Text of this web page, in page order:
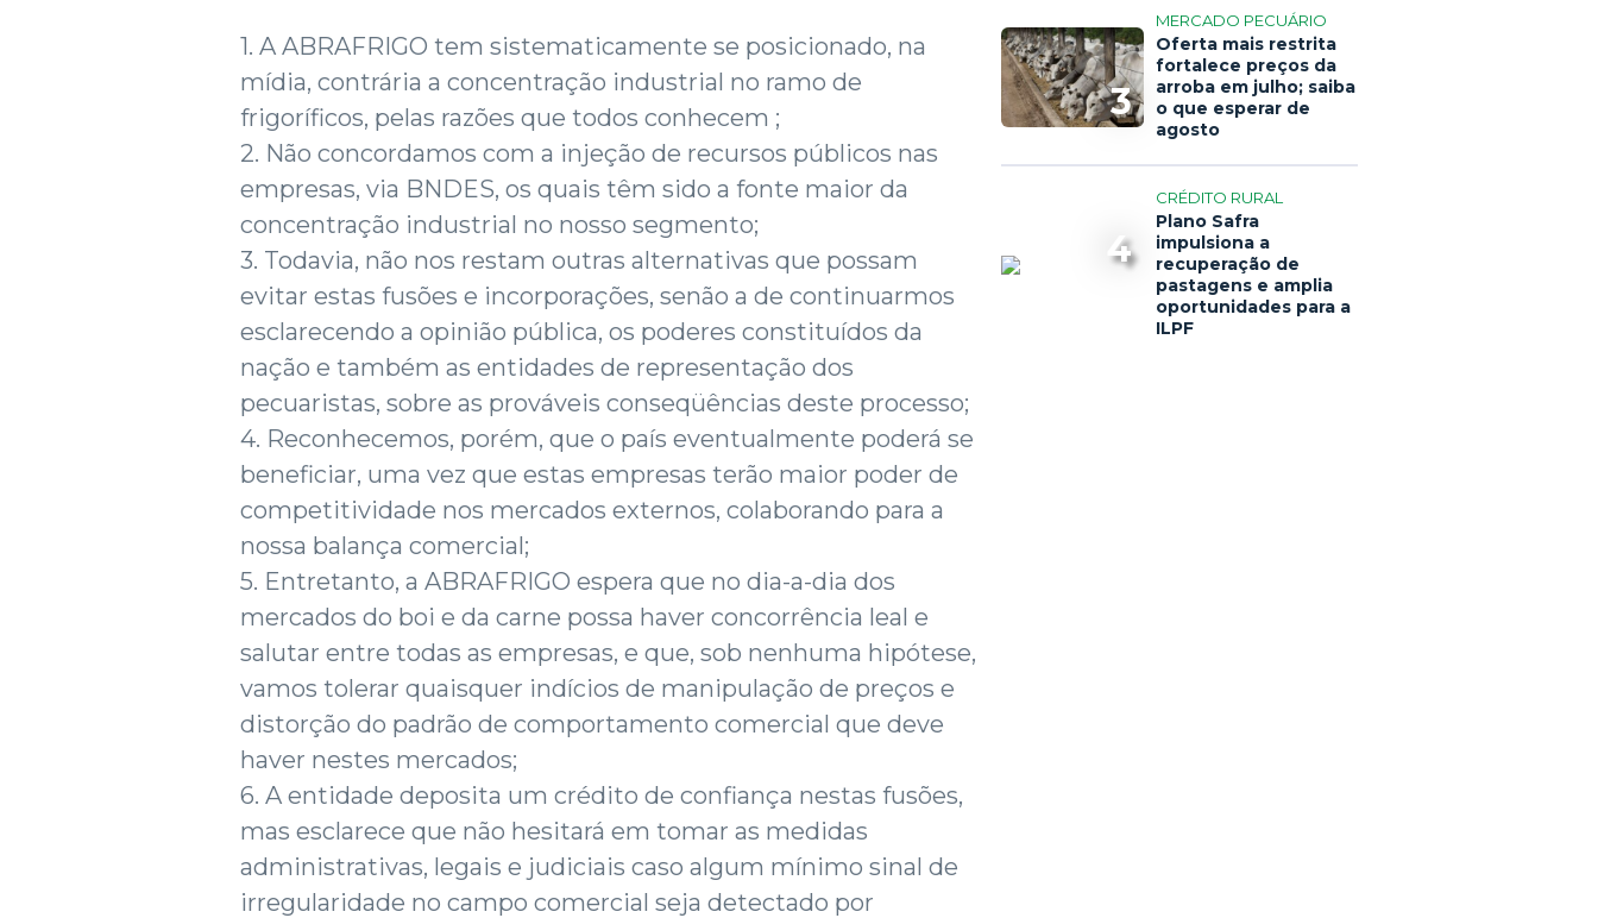
1. A ABRAFRIGO tem sistematicamente se posicionado, na
mídia, contrária a concentração industrial no ramo de
frigoríficos, pelas razões que todos conhecem ;
2. Não concordamos com a injeção de recursos públicos nas
empresas, via BNDES, os quais têm sido a fonte maior da
concentração industrial no nosso segmento;
3. Todavia, não nos restam outras alternativas que possam
evitar estas fusões e incorporações, senão a de continuarmos
esclarecendo a opinião pública, os poderes constituídos da
nação e também as entidades de representação dos
pecuaristas, sobre as prováveis conseqüências deste processo;
4. Reconhecemos, porém, que o país eventualmente poderá se
beneficiar, uma vez que estas empresas terão maior poder de
competitividade nos mercados externos, colaborando para a
nossa balança comercial;
5. Entretanto, a ABRAFRIGO espera que no dia-a-dia dos
mercados do boi e da carne possa haver concorrência leal e
salutar entre todas as empresas, e que, sob nenhuma hipótese,
vamos tolerar quaisquer indícios de manipulação de preços e
distorção do padrão de comportamento comercial que deve
haver nestes mercados;
6. A entidade deposita um crédito de confiança nestas fusões,
mas esclarece que não hesitará em tomar as medidas
administrativas, legais e judiciais caso algum mínimo sinal de
irregularidade no campo comercial seja detectado por
3
MERCADO PECUÁRIO
Oferta mais restrita
fortalece preços da
arroba em julho; saiba
o que esperar de
agosto
4
CRÉDITO RURAL
Plano Safra
impulsiona a
recuperação de
pastagens e amplia
oportunidades para a
ILPF